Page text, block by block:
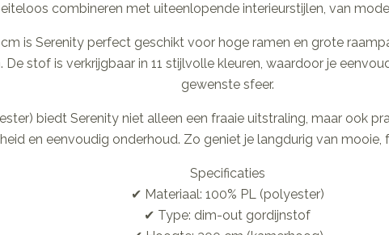
combineren met uiteenlopende interieurstijlen, van
is Serenity perfect geschikt voor hoge ramen en grote
stof is verkrijgbaar in 11 stijlvolle kleuren, waardoor je
gewenste sfeer.
biedt Serenity niet alleen een fraaie uitstraling, maar ook
en eenvoudig onderhoud. Zo geniet je langdurig van mooie,
Specificaties
✔ Materiaal: 100% PL (polyester)
✔ Type: dim-out gordijnstof